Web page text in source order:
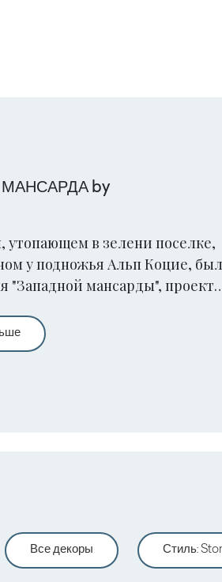
by
утопающем в зелени поселке,
у подножья Альп Коцие,
"Западной мансарды", проект
ЗАПАДНАЯ МАНСАРДА by Laborato
Все декоры Стиль: